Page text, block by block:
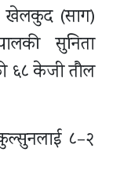
खेलकुद (साग)
सुनिता
६८ केजी तौल
८–२